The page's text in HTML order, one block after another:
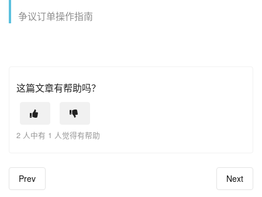
争议订单操作指南
这篇文章有帮助吗？
2 人中有 1 人觉得有帮助
Prev Next